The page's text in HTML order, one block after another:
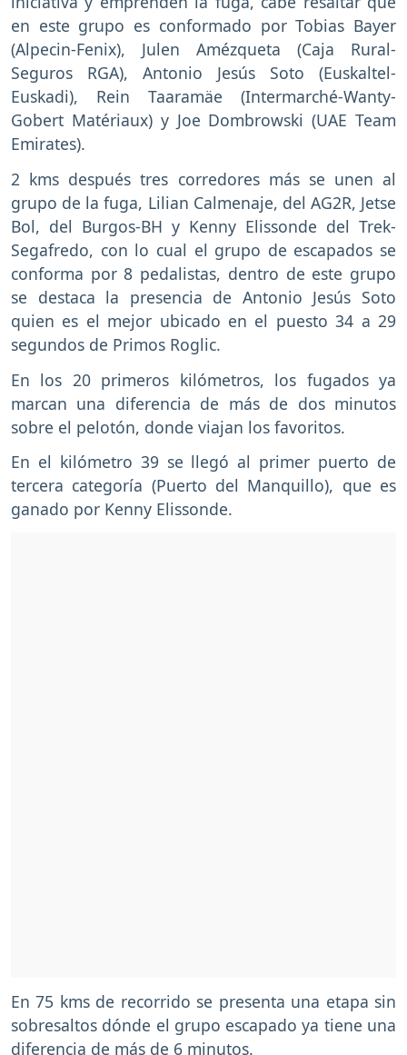
en este grupo es conformado por Tobias Bayer
(Alpecin-Fenix), Julen Amézqueta (Caja Rural-
Seguros RGA), Antonio Jesús Soto (Euskaltel-
Euskadi), Rein Taaramäe (Intermarché-Wanty-
Gobert Matériaux) y Joe Dombrowski (UAE Team
Emirates).
2 kms después tres corredores más se unen al
grupo de la fuga, Lilian Calmenaje, del AG2R, Jetse
Bol, del Burgos-BH y Kenny Elissonde del Trek-
Segafredo, con lo cual el grupo de escapados se
conforma por 8 pedalistas, dentro de este grupo
se destaca la presencia de Antonio Jesús Soto
quien es el mejor ubicado en el puesto 34 a 29
segundos de Primos Roglic.
En los 20 primeros kilómetros, los fugados ya
marcan una diferencia de más de dos minutos
sobre el pelotón, donde viajan los favoritos.
En el kilómetro 39 se llegó al primer puerto de
tercera categoría (Puerto del Manquillo), que es
ganado por Kenny Elissonde.
En 75 kms de recorrido se presenta una etapa sin
sobresaltos dónde el grupo escapado ya tiene una
diferencia de más de 6 minutos.